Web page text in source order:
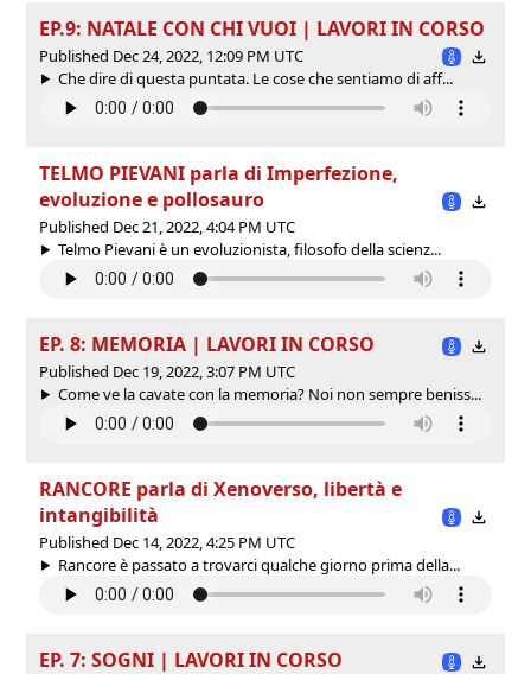
EP.9: NATALE CON CHI VUOI | LAVORI IN CORSO
Published Dec 24, 2022, 12:09 PM UTC
Che dire di questa puntata. Le cose che sentiamo di aff...
TELMO PIEVANI parla di Imperfezione,
evoluzione e pollosauro
Published Dec 21, 2022, 4:04 PM UTC
Telmo Pievani è un evoluzionista, filosofo della scienz...
EP. 8: MEMORIA | LAVORI IN CORSO
Published Dec 19, 2022, 3:07 PM UTC
Come ve la cavate con la memoria? Noi non sempre beniss...
RANCORE parla di Xenoverso, libertà e
intangibilità
Published Dec 14, 2022, 4:25 PM UTC
Rancore è passato a trovarci qualche giorno prima della...
EP. 7: SOGNI | LAVORI IN CORSO